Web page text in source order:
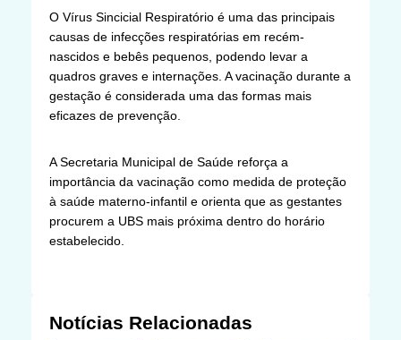
O Vírus Sincicial Respiratório é uma das principais
causas de infecções respiratórias em recém-
nascidos e bebês pequenos, podendo levar a
quadros graves e internações. A vacinação durante a
gestação é considerada uma das formas mais
eficazes de prevenção.
A Secretaria Municipal de Saúde reforça a
importância da vacinação como medida de proteção
à saúde materno-infantil e orienta que as gestantes
procurem a UBS mais próxima dentro do horário
estabelecido.
Notícias Relacionadas